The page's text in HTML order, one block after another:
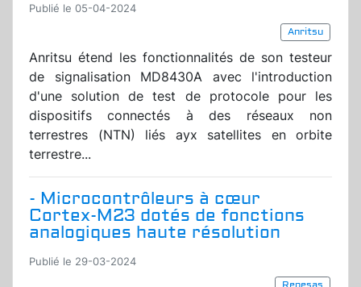
Publié le 05-04-2024
Anritsu
Anritsu étend les fonctionnalités de son testeur
de signalisation MD8430A avec l'introduction
d'une solution de test de protocole pour les
dispositifs connectés à des réseaux non
terrestres (NTN) liés ayx satellites en orbite
terrestre...
- Microcontrôleurs à cœur
Cortex-M23 dotés de fonctions
analogiques haute résolution
Publié le 29-03-2024